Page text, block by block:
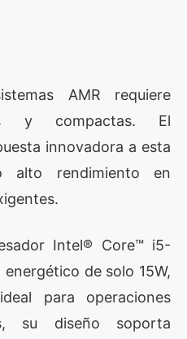
AMR requiere
y compactas. El
innovadora a esta
alto rendimiento en
Intel® Core™ i5-
de solo 15W,
para operaciones
su diseño soporta